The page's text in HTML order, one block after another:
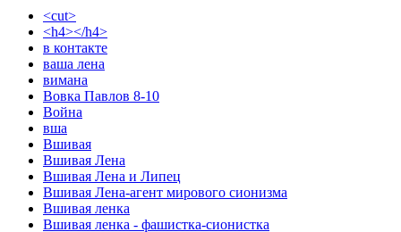
<cut>
<h4></h4>
в контакте
ваша лена
вимана
Вовка Павлов 8-10
Война
вша
Вшивая
Вшивая Лена
Вшивая Лена и Липец
Вшивая Лена-агент мирового сионизма
Вшивая ленка
Вшивая ленка - фашистка-сионистка